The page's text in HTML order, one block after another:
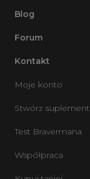
Blog
Forum
Kontakt
Moje konto
Stwórz suplement
Test Bravermana
Współpraca